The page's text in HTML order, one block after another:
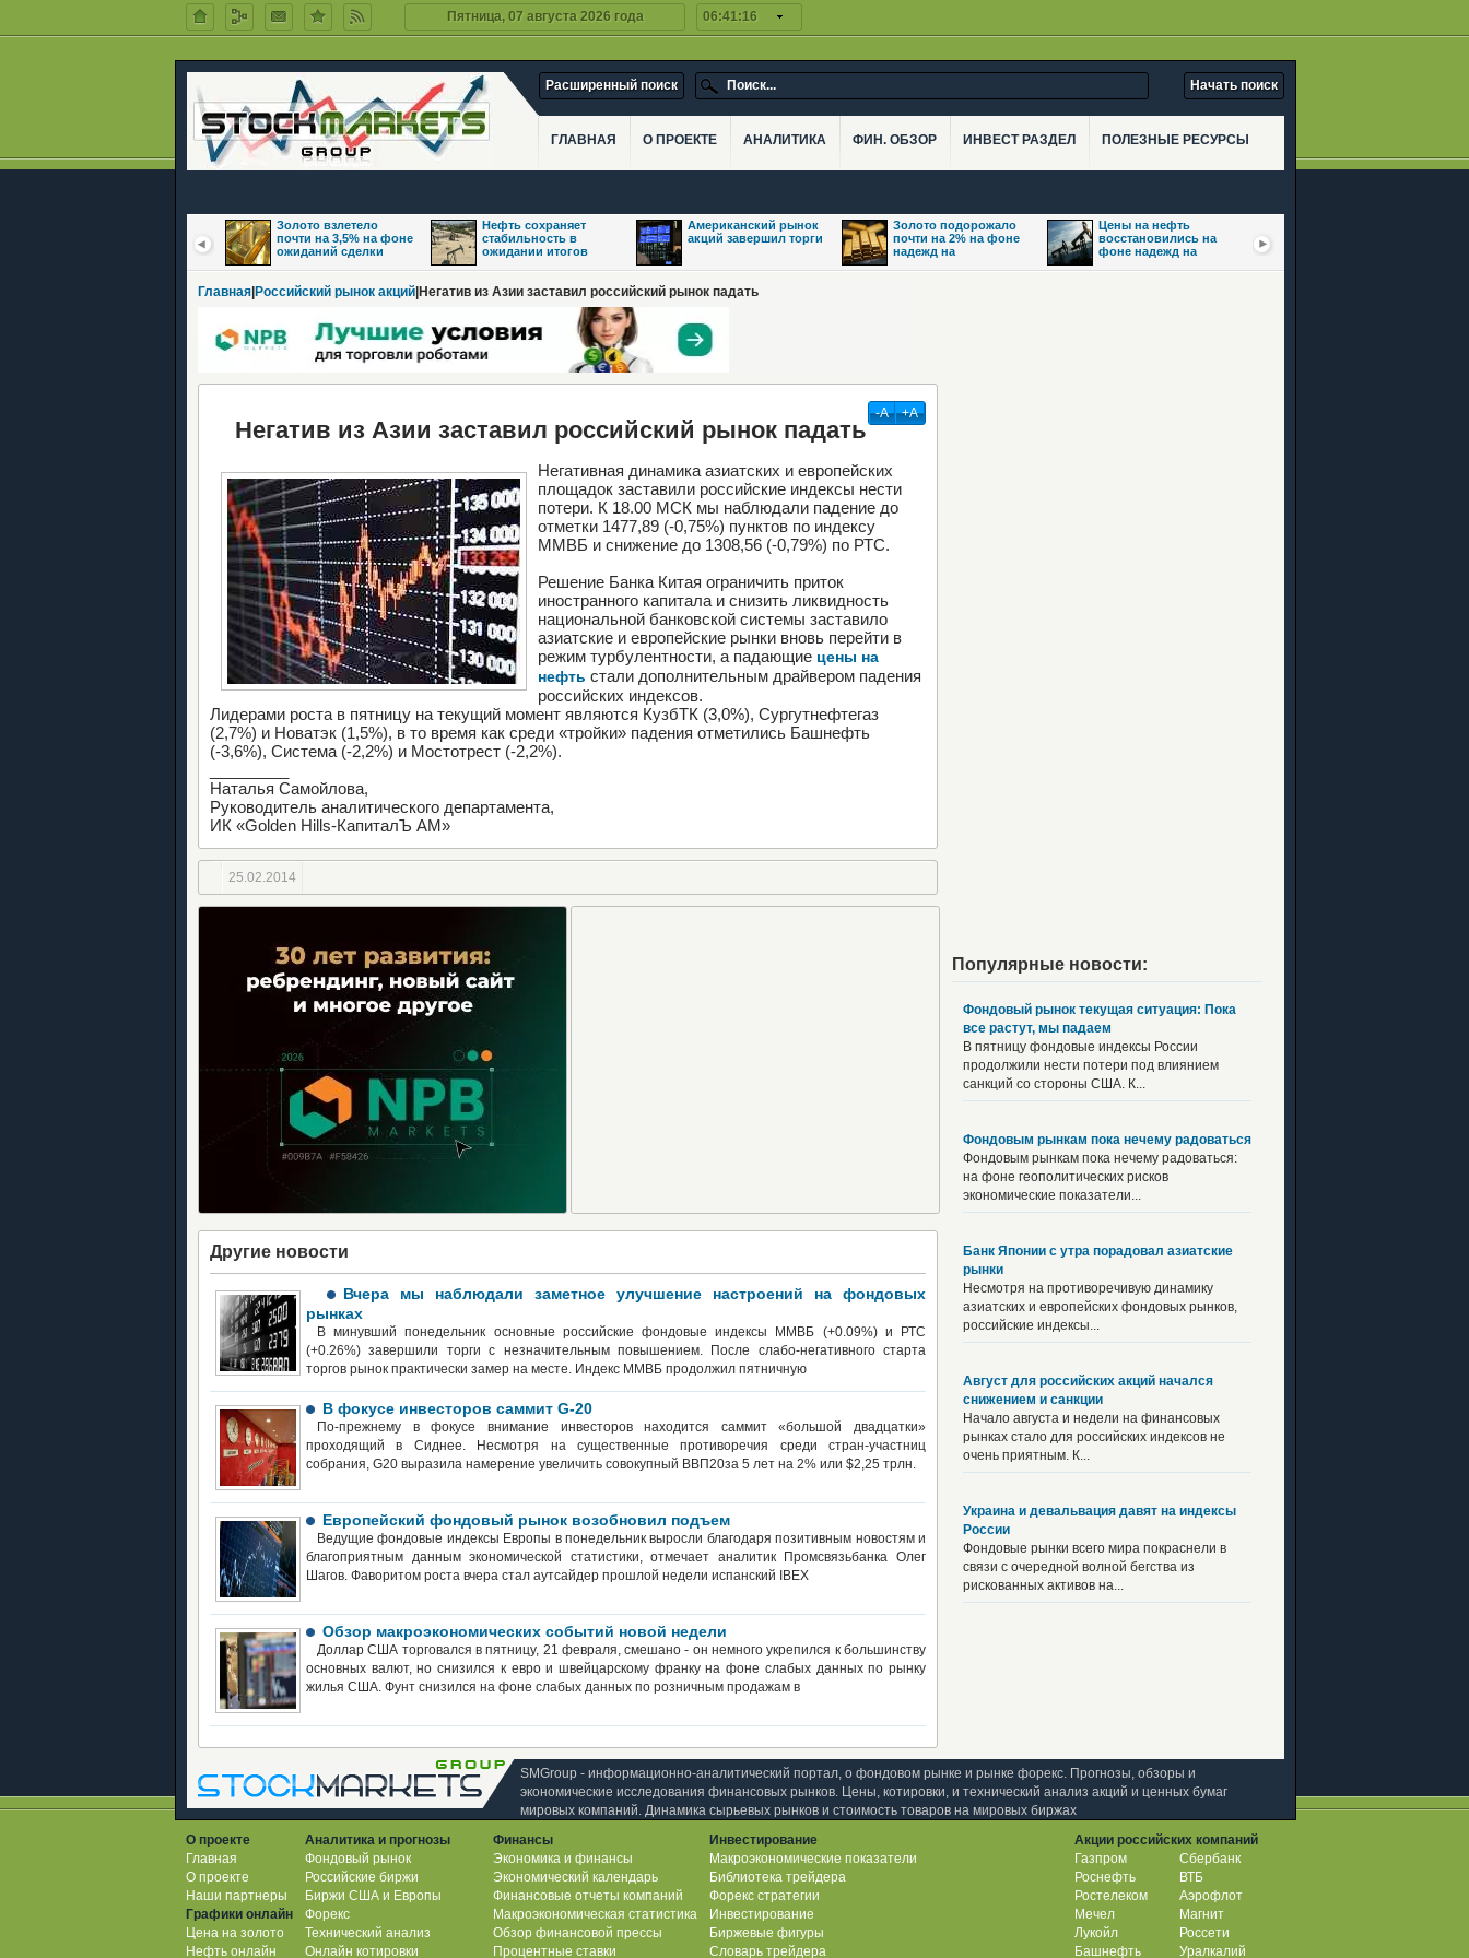
Пятница, 07 августа 2026 года 06:41:16
Расширенный поиск
ГЛАВНАЯ О ПРОЕКТЕ АНАЛИТИКА ФИН. ОБЗОР ИНВЕСТ РАЗДЕЛ ПОЛЕЗНЫЕ РЕСУРСЫ
Золото взлетело
почти на 3,5% на фоне
ожиданий сделки
Нефть сохраняет
стабильность в
ожидании итогов
Американский рынок
акций завершил торги
Золото подорожало
почти на 2% на фоне
надежд на
Цены на нефть
восстановились на
фоне надежд на
Главная Российский рынок акций |Негатив из Азии заставил российский рынок падать
Негатив из Азии заставил российский рынок падать
-А +А
Негативная динамика азиатских и европейских
площадок заставили российские индексы нести
потери. К 18.00 МСК мы наблюдали падение до
отметки 1477,89 (-0,75%) пунктов по индексу
ММВБ и снижение до 1308,56 (-0,79%) по РТС.
Решение Банка Китая ограничить приток
иностранного капитала и снизить ликвидность
национальной банковской системы заставило
азиатские и европейские рынки вновь перейти в
режим турбулентности, а падающие цены на
нефть стали дополнительным драйвером падения
российских индексов.
Лидерами роста в пятницу на текущий момент являются КузбТК (3,0%), Сургутнефтегаз
(2,7%) и Новатэк (1,5%), в то время как среди «тройки» падения отметились Башнефть
(-3,6%), Система (-2,2%) и Мостотрест (-2,2%).
Наталья Самойлова,
Руководитель аналитического департамента,
ИК «Golden Hills-КапиталЪ АМ»
25.02.2014
Другие новости
Вчера мы наблюдали заметное улучшение настроений на фондовых
рынках
В минувший понедельник основные российские фондовые индексы ММВБ (+0.09%) и РТС
(+0.26%) завершили торги с незначительным повышением. После слабо-негативного старта
торгов рынок практически замер на месте. Индекс ММВБ продолжил пятничную
В фокусе инвесторов саммит G-20
По-прежнему в фокусе внимание инвесторов находится саммит «большой двадцатки»
проходящий в Сиднее. Несмотря на существенные противоречия среди стран-участниц
собрания, G20 выразила намерение увеличить совокупный ВВП20за 5 лет на 2% или $2,25 трлн.
Европейский фондовый рынок возобновил подъем
Ведущие фондовые индексы Европы в понедельник выросли благодаря позитивным новостям и
благоприятным данным экономической статистики, отмечает аналитик Промсвязьбанка Олег
Шагов. Фаворитом роста вчера стал аутсайдер прошлой недели испанский IBEX
Обзор макроэкономических событий новой недели
Доллар США торговался в пятницу, 21 февраля, смешано - он немного укрепился к большинству
основных валют, но снизился к евро и швейцарскому франку на фоне слабых данных по рынку
жилья США. Фунт снизился на фоне слабых данных по розничным продажам в
Популярные новости:
Фондовый рынок текущая ситуация: Пока
все растут, мы падаем
В пятницу фондовые индексы России
продолжили нести потери под влиянием
санкций со стороны США. К...
Фондовым рынкам пока нечему радоваться
Фондовым рынкам пока нечему радоваться:
на фоне геополитических рисков
экономические показатели...
Банк Японии с утра порадовал азиатские
рынки
Несмотря на противоречивую динамику
азиатских и европейских фондовых рынков,
российские индексы...
Август для российских акций начался
снижением и санкции
Начало августа и недели на финансовых
рынках стало для российских индексов не
очень приятным. К...
Украина и девальвация давят на индексы
России
Фондовые рынки всего мира покраснели в
связи с очередной волной бегства из
рискованных активов на...
SMGroup - информационно-аналитический портал, о фондовом рынке и рынке форекс. Прогнозы, обзоры и
экономические исследования финансовых рынков. Цены, котировки, и технический анализ акций и ценных бумаг
мировых компаний. Динамика сырьевых рынков и стоимость товаров на мировых биржах
О проекте
Главная
О проекте
Наши партнеры
Графики онлайн
Цена на золото
Нефть онлайн
Аналитика и прогнозы
Фондовый рынок
Российские биржи
Биржи США и Европы
Форекс
Технический анализ
Онлайн котировки
Финансы
Экономика и финансы
Экономический календарь
Финансовые отчеты компаний
Макроэкономическая статистика
Обзор финансовой прессы
Процентные ставки
Инвестирование
Макроэкономические показатели
Библиотека трейдера
Форекс стратегии
Инвестирование
Биржевые фигуры
Словарь трейдера
Акции российских компаний
Газпром
Сбербанк
Роснефть
ВТБ
Ростелеком
Аэрофлот
Мечел
Магнит
Лукойл
Россети
Башнефть
Уралкалий